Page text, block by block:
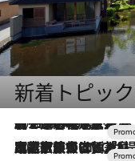
新着トピッ
2026.8.7
【トンボの足水浴】ヒノキの香りに包まれて涼感マックス！約13℃の湧水かけ流しを避暑地「星野温泉 トンボの湯」で体験
2026.7.31
【ホテル帰省】という選択肢をOMOが提案。家族とほどよい距離を保つには「昼は実家、夜は気兼ねなくホテルで！」